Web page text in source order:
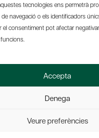
tecnologies ens permetrà
navegació o els identificadors
el consentiment pot afectar
Accepta
Denega
Veure preferències
Suscripció Newsletter
Econòmica
Web by Ideamatic